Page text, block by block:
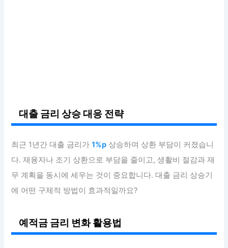
대출 금리 상승 대응 전략
최근 1년간 대출 금리가1%p 상승하며 상환 부담이 커졌습니
다. 재융자나 조기 상환으로 부담을 줄이고, 생활비 절감과 재
무 계획을 동시에 세우는 것이 중요합니다. 대출 금리 상승기
에 어떤 구체적 방법이 효과적일까요?
예적금 금리 변화 활용법